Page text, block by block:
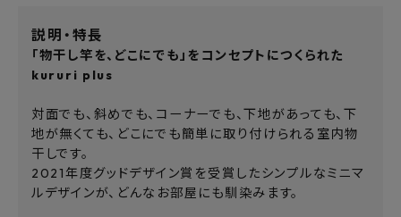
説明・特長
「物干し竿を、どこにでも」をコンセプトにつくられた
kururi plus
対面でも、斜めでも、コーナーでも、下地があっても、下
地が無くても、どこにでも簡単に取り付けられる室内物
干しです。
2021年度グッドデザイン賞を受賞したシンプルなミニマ
ルデザインが、どんなお部屋にも馴染みます。